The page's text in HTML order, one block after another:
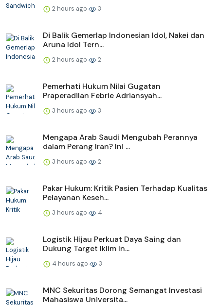
2 hours ago 3
Di Balik Gemerlap Indonesian Idol, Nakei dan
Aruna Idol Tern...
2 hours ago 2
Pemerhati Hukum Nilai Gugatan
Praperadilan Febrie Adriansyah...
3 hours ago 3
Mengapa Arab Saudi Mengubah Perannya
dalam Perang Iran? Ini ...
3 hours ago 2
Pakar Hukum: Kritik Pasien Terhadap Kualitas
Pelayanan Keseh...
3 hours ago 4
Logistik Hijau Perkuat Daya Saing dan
Dukung Target Iklim In...
4 hours ago 3
MNC Sekuritas Dorong Semangat Investasi
Mahasiswa Universita...